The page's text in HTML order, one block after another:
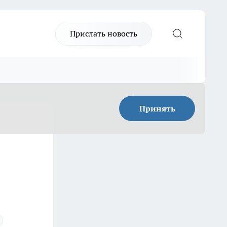
Прислать новость
Принять